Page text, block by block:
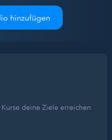
hinzufügen
deine Ziele erreichen